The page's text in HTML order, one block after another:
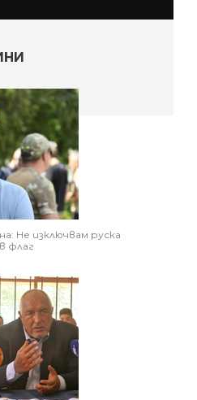
Не изключвам руска
флаг